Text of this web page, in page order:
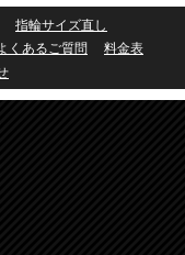
指輪サイズ直し
くあるご質問
料金表